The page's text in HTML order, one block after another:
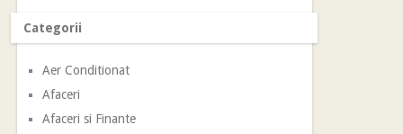
Categorii
Aer Conditionat
Afaceri
Afaceri si Finante